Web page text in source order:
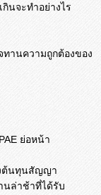
นจะทำอย่างไร
ทานความถูกต้องของ
ย่อหน้า
ต้นทุนสัญญา
นล่าช้าที่ได้รับ